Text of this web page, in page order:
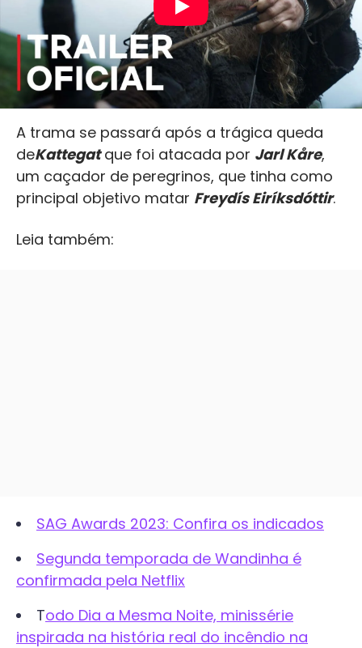
A trama se passará após a trágica queda
deKattegatque foi atacada por Jarl Kåre,
um caçador de peregrinos, que tinha como
principal objetivo matar Freydís Eiríksdóttir.
Leia também:
SAG Awards 2023: Confira os indicados
Segunda temporada de Wandinha é
confirmada pela Netflix
Todo Dia a Mesma Noite, minissérie
inspirada na história real do incêndio na